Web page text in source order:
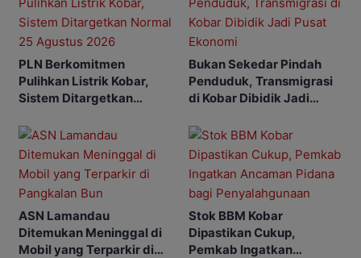
PLN Berkomitmen
Pulihkan Listrik Kobar,
Sistem Ditargetkan
Bukan Sekedar Pindah
Penduduk, Transmigrasi
di Kobar Dibidik Jadi
ASN Lamandau
Ditemukan Meninggal di
Mobil yang Terparkir di
Stok BBM Kobar
Dipastikan Cukup,
Pemkab Ingatkan